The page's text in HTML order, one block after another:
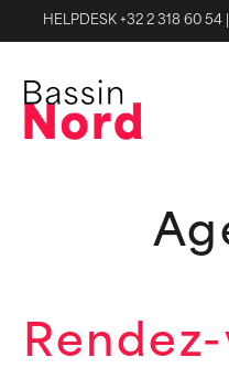
HELPDESK +32 2 318 60 54